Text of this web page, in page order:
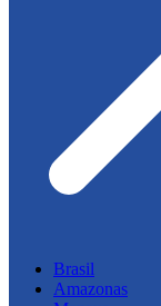
Brasil
Amazonas